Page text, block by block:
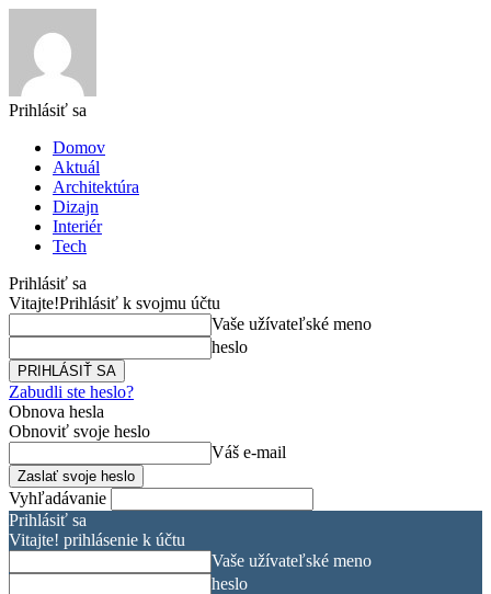
Prihlásiť sa
Domov
Aktuál
Architektúra
Dizajn
Interiér
Tech
Prihlásiť sa
Vitajte!Prihlásiť k svojmu účtu
Vaše užívateľské meno
heslo
Zabudli ste heslo?
Obnova hesla
Obnoviť svoje heslo
Váš e-mail
Vyhľadávanie
Prihlásiť sa
Vitajte! prihlásenie k účtu
Vaše užívateľské meno
heslo